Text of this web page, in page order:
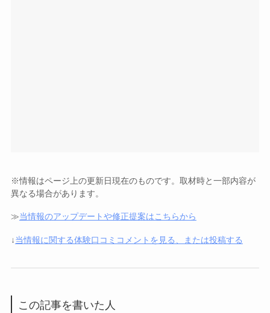
※情報はページ上の更新日現在のものです。取材時と一部内容が
異なる場合があります。
≫当情報のアップデートや修正提案はこちらから
↓当情報に関する体験口コミコメントを見る、または投稿する
この記事を書いた人